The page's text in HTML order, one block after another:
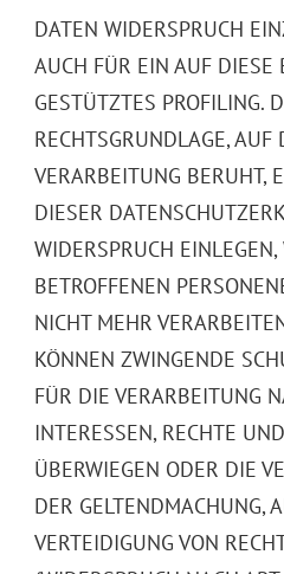
DATEN WIDERSPRUCH
AUCH FÜR EIN AUF DIESE
GESTÜTZTES PROFILING.
RECHTSGRUNDLAGE, AUF
VERARBEITUNG BERUHT,
DIESER
WIDERSPRUCH
BETROFFENEN
NICHT MEHR
KÖNNEN ZWINGENDE
FÜR DIE VERARBEITUNG
INTERESSEN, RECHTE
ÜBERWIEGEN ODER DIE
DER GELTENDMACHUNG,
VERTEIDIGUNG VON